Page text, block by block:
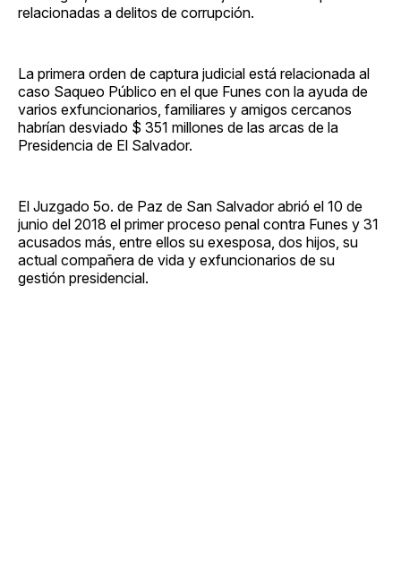
relacionadas a delitos de corrupción.
La primera orden de captura judicial está relacionada al
caso Saqueo Público en el que Funes con la ayuda de
varios exfuncionarios, familiares y amigos cercanos
habrían desviado $ 351 millones de las arcas de la
Presidencia de El Salvador.
El Juzgado 5o. de Paz de San Salvador abrió el 10 de
junio del 2018 el primer proceso penal contra Funes y 31
acusados más, entre ellos su exesposa, dos hijos, su
actual compañera de vida y exfuncionarios de su
gestión presidencial.